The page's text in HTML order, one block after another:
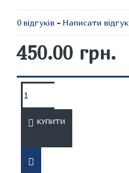
0 відгуків - Написати відгук
450.00 грн.
КУПИТИ
ОПИС
на суб’єктів